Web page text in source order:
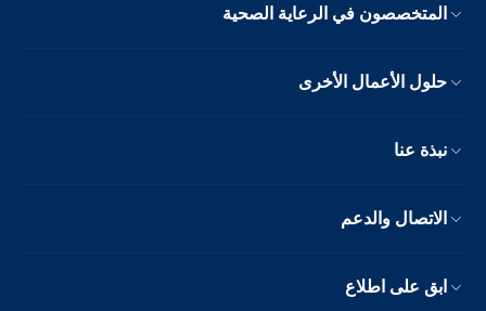
المتخصصون في الرعاية الصحية
حلول الأعمال الأخرى
نبذة عنا
الاتصال والدعم
ابق على اطلاع